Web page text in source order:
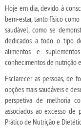
Hoje em dia, devido à
bem-estar, tanto físico
saudável, como se
dedicados a todo o tipo
alimentos e
conhecimentos de nutrição
Esclarecer as pessoas, de
opções mais saudáveis e
perspetiva de melhoria
associados ao excesso
Prático de Nutrição e